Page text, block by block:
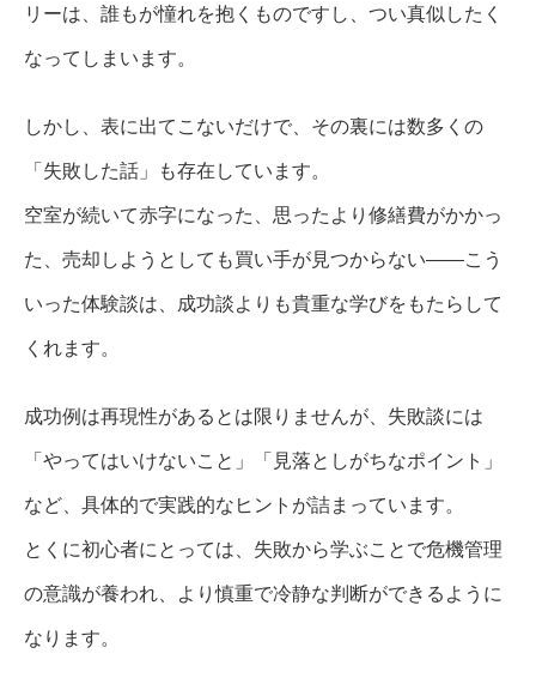
リーは、誰もが憧れを抱くものですし、つい真似したく
なってしまいます。
しかし、表に出てこないだけで、その裏には数多くの
「失敗した話」も存在しています。
空室が続いて赤字になった、思ったより修繕費がかかっ
た、売却しようとしても買い手が見つからない――こう
いった体験談は、成功談よりも貴重な学びをもたらして
くれます。
成功例は再現性があるとは限りませんが、失敗談には
「やってはいけないこと」「見落としがちなポイント」
など、具体的で実践的なヒントが詰まっています。
とくに初心者にとっては、失敗から学ぶことで危機管理
の意識が養われ、より慎重で冷静な判断ができるように
なります。